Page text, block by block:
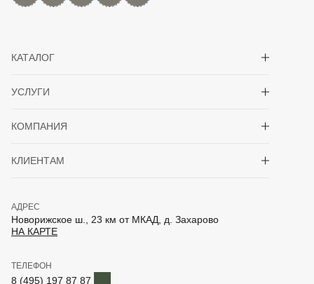
КАТАЛОГ
УСЛУГИ
КОМПАНИЯ
КЛИЕНТАМ
АДРЕС
Новорижское ш., 23 км от МКАД, д. Захарово
НА КАРТЕ
ТЕЛЕФОН
8 (495) 197 87 87